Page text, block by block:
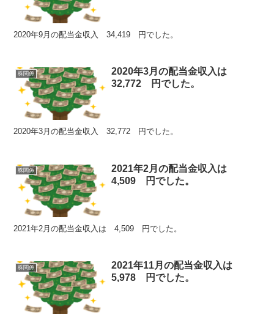
2020年9月の配当金収入 34,419 円でした。
株関係
2020年3月の配当金収入は
32,772 円でした。
2020年3月の配当金収入 32,772 円でした。
株関係
2021年2月の配当金収入は
4,509 円でした。
2021年2月の配当金収入は 4,509 円でした。
株関係
2021年11月の配当金収入は
5,978 円でした。